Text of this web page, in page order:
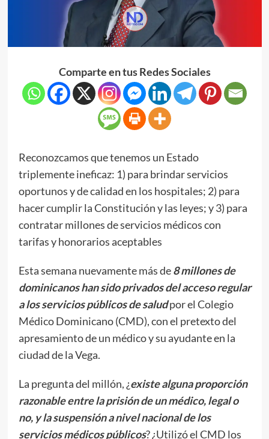
Comparte en tus Redes Sociales
Reconozcamos que tenemos un Estado
triplemente ineficaz: 1) para brindar servicios
oportunos y de calidad en los hospitales; 2) para
hacer cumplir la Constitución y las leyes; y 3) para
contratar millones de servicios médicos con
tarifas y honorarios aceptables
Esta semana nuevamente más de8 millones de
dominicanos han sido privados del acceso regular
a los servicios públicos de saludpor el Colegio
Médico Dominicano (CMD), con el pretexto del
apresamiento de un médico y su ayudante en la
ciudad de la Vega.
La pregunta del millón, ¿existe alguna proporción
razonable entre la prisión de un médico, legal o
no, y la suspensión a nivel nacional de los
servicios médicos públicos? ¿Utilizó el CMD los